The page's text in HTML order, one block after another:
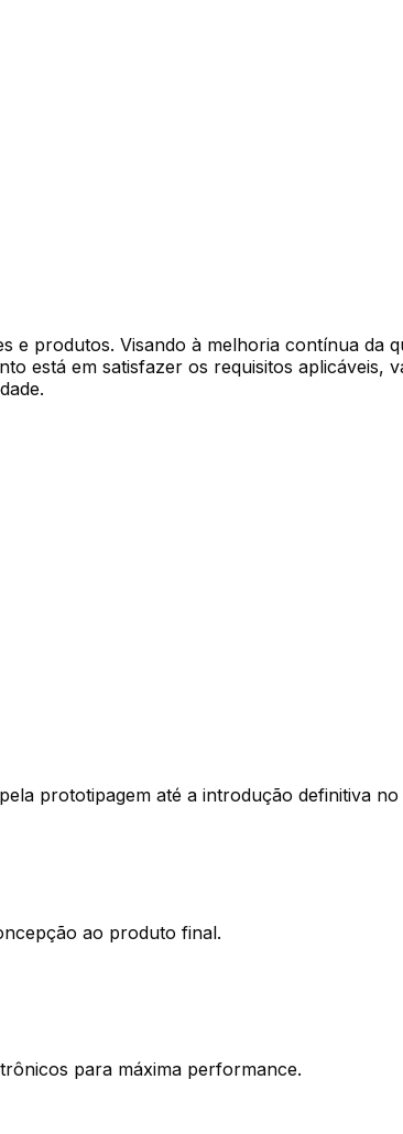
produtos. Visando à melhoria contínua da
está em satisfazer os requisitos
prototipagem até a introdução definitiva no
ao produto final.
para máxima performance.